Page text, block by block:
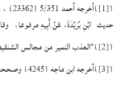
(
[1]
حديث ابْنِ بُرَيْدَةَ، عَنْ أَبِيهِ مرفوعا،
(
[2])"العذب النمير من مجالس الشنقيطي
(
[3])أخرجه ابن ماجه (4245) وصححه البوصيري، والألباني في الصحيحة( 505).